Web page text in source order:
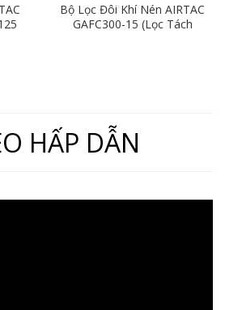
Bộ Lọc Đôi Khí Nén AIRTAC
GAFC300-15 (Lọc Tách
HẤP DẪN